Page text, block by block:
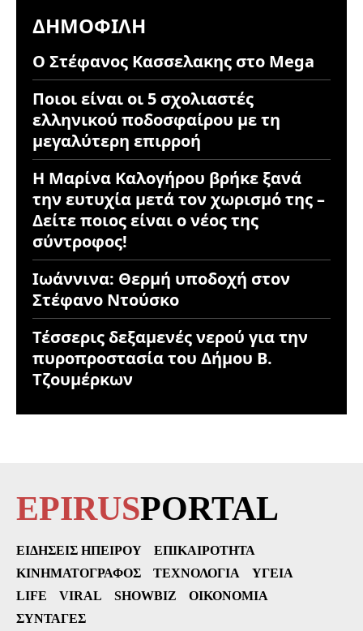
ΔΗΜΟΦΙΛΉ
Ο Στέφανος Κασσελακης στο Mega
Ποιοι είναι οι 5 σχολιαστές
ελληνικού ποδοσφαίρου με τη
μεγαλύτερη επιρροή
Η Μαρίνα Καλογήρου βρήκε ξανά
την ευτυχία μετά τον χωρισμό της –
Δείτε ποιος είναι ο νέος της
σύντροφος!
Ιωάννινα: Θερμή υποδοχή στον
Στέφανο Ντούσκο
Τέσσερις δεξαμενές νερού για την
πυροπροστασία του Δήμου Β.
Τζουμέρκων
EPIRUSPORTAL
ΕΙΔΉΣΕΙΣ ΗΠΕΊΡΟΥ
ΕΠΙΚΑΙΡΌΤΗΤΑ
ΚΙΝΗΜΑΤΟΓΡΆΦΟΣ
ΤΕΧΝΟΛΟΓΊΑ
ΥΓΕΊΑ
LIFE
VIRAL SHOWBIZ
ΟΙΚΟΝΟΜΊΑ
ΣΥΝΤΑΓΈΣ